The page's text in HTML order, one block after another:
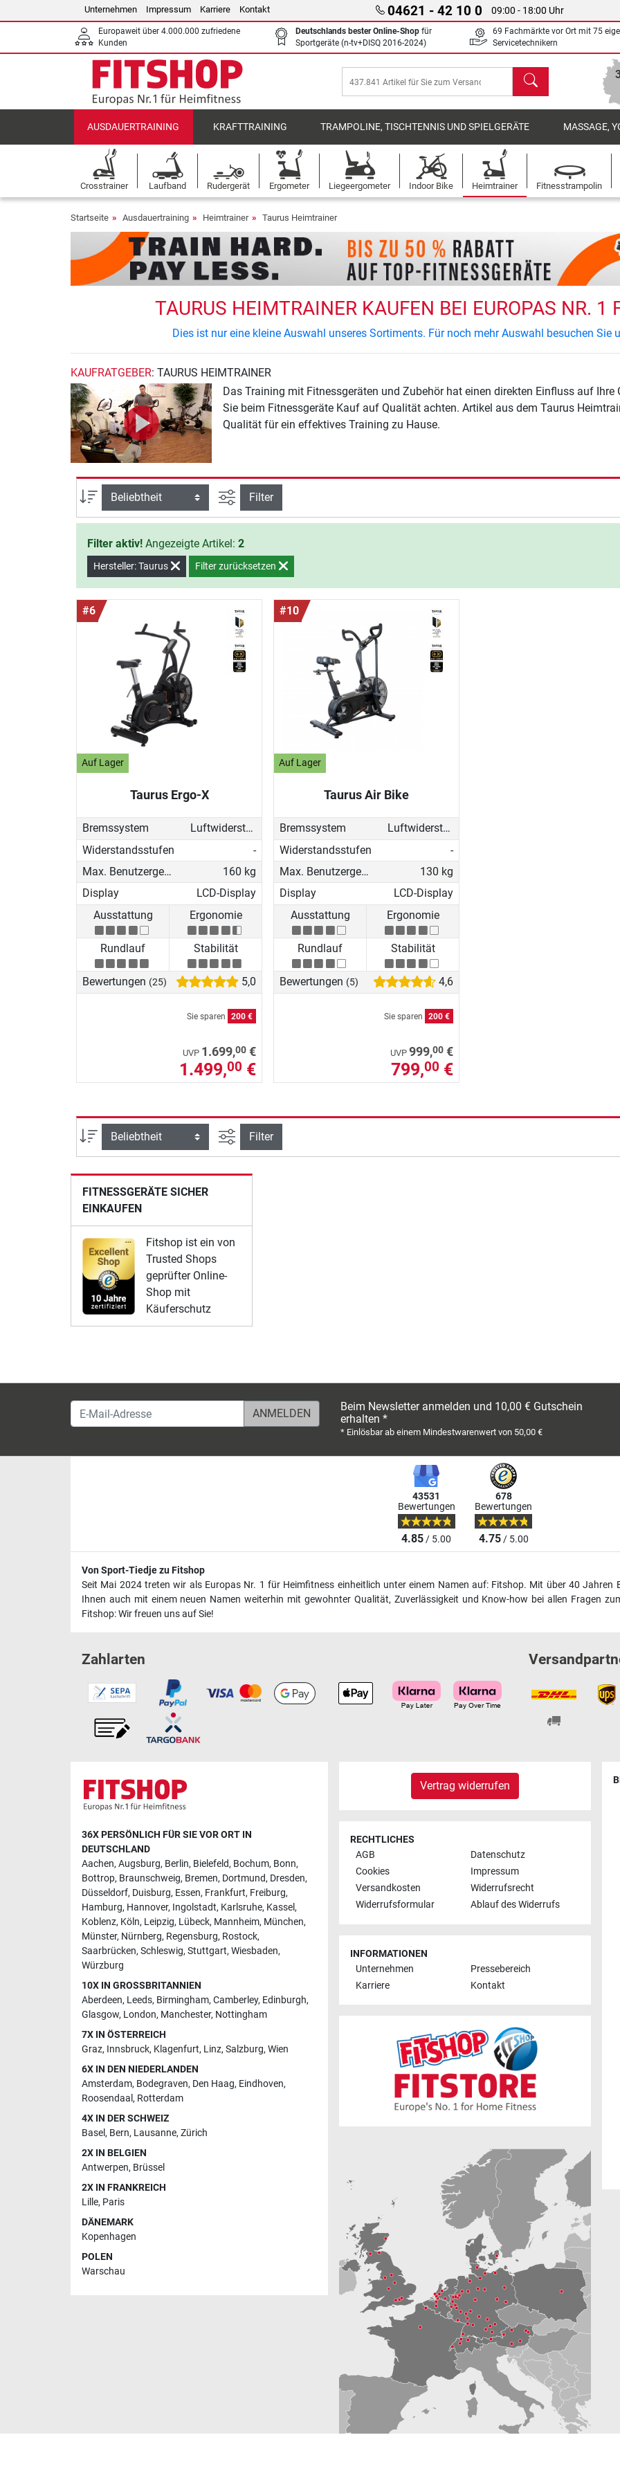
Unternehmen Impressum Karriere Kontakt 04621 - 42 10 0 09:00 - 18:00 Uhr
Europaweit über 4.000.000 zufriedene
Kunden
Deutschlands bester Online-Shop für
Sportgeräte (n-tv+DISQ 2016-2024)
69 Fachmärkte vor Ort mit 75
Servicetechnikern
Suchen
AUSDAUERTRAINING KRAFTTRAINING TRAMPOLINE, TISCHTENNIS UND SPIELGERÄTE MASSAGE,
Crosstrainer Laufband Rudergerät Ergometer Liegeergometer Indoor Bike Heimtrainer Fitnesstrampolin
Startseite Ausdauertraining Heimtrainer Taurus Heimtrainer
TAURUS HEIMTRAINER KAUFEN BEI EUROPAS NR. 1
Dies ist nur eine kleine Auswahl unseres Sortiments. Für noch mehr Auswahl besuchen Sie
KAUFRATGEBER: TAURUS HEIMTRAINER
Das Training mit Fitnessgeräten und Zubehör hat einen direkten Einfluss auf
Sie beim Fitnessgeräte Kauf auf Qualität achten. Artikel aus dem Taurus
Qualität für ein effektives Training zu Hause.
Sortierung Ansicht filtern
Filter
Filter aktiv! Angezeigte Artikel: 2
Hersteller: Taurus Filter zurücksetzen
#6
Auf Lager
Taurus Ergo-X
Bremssystem
Luftwiderstand
Widerstandsstufen
-
Max. Benutzergewicht
160 kg
Display
LCD-Display
Ausstattung
Ergonomie
Rundlauf Stabilität
Bewertungen (25) 5,0
Sie sparen 200 €
UVP 1.699,00 €
1.499,00 €
#10
Auf Lager
Taurus Air Bike
Bremssystem
Luftwiderstand
Widerstandsstufen
-
Max. Benutzergewicht
130 kg
Display
LCD-Display
Ausstattung
Ergonomie
Rundlauf Stabilität
Bewertungen (5) 4,6
Sie sparen 200 €
UVP 999,00 €
799,00 €
Sortierung Ansicht filtern
Filter
FITNESSGERÄTE SICHER
EINKAUFEN
Fitshop ist ein von
Trusted Shops
geprüfter Online-
Shop mit
Käuferschutz
E-Mail-Adresse
Beim Newsletter anmelden und 10,00 € Gutschein
erhalten *
* Einlösbar ab einem Mindestwarenwert von 50,00 €
43531
Bewertungen
4.85/ 5.00
678
Bewertungen
4.75/ 5.00
Von Sport-Tiedje zu Fitshop
Seit Mai 2024 treten wir als Europas Nr. 1 für Heimfitness einheitlich unter einem Namen auf: Fitshop. Mit über 40
Ihnen auch mit einem neuen Namen weiterhin mit gewohnter Qualität, Zuverlässigkeit und Know-how bei allen Fragen
Fitshop: Wir freuen uns auf Sie!
Zahlarten
36X PERSÖNLICH FÜR SIE VOR ORT IN
DEUTSCHLAND
Aachen, Augsburg, Berlin, Bielefeld, Bochum, Bonn,
Bottrop, Braunschweig, Bremen, Dortmund, Dresden,
Düsseldorf, Duisburg, Essen, Frankfurt, Freiburg,
Hamburg, Hannover, Ingolstadt, Karlsruhe, Kassel,
Koblenz, Köln, Leipzig, Lübeck, Mannheim, München,
Münster, Nürnberg, Regensburg, Rostock,
Saarbrücken, Schleswig, Stuttgart, Wiesbaden,
Würzburg
10X IN GROSSBRITANNIEN
Aberdeen, Leeds, Birmingham, Camberley, Edinburgh,
Glasgow, London, Manchester, Nottingham
7X IN ÖSTERREICH
Graz, Innsbruck, Klagenfurt, Linz, Salzburg, Wien
6X IN DEN NIEDERLANDEN
Amsterdam, Bodegraven, Den Haag, Eindhoven,
Roosendaal , Rotterdam
4X IN DER SCHWEIZ
Basel, Bern, Lausanne, Zürich
2X IN BELGIEN
Antwerpen, Brüssel
2X IN FRANKREICH
Lille, Paris
DÄNEMARK
Kopenhagen
POLEN
Warschau
Vertrag widerrufen
RECHTLICHES
AGB
Datenschutz
Cookies
Impressum
Versandkosten
Widerrufsrecht
Widerrufsformular
Ablauf des Widerrufs
INFORMATIONEN
Unternehmen
Pressebereich
Karriere
Kontakt